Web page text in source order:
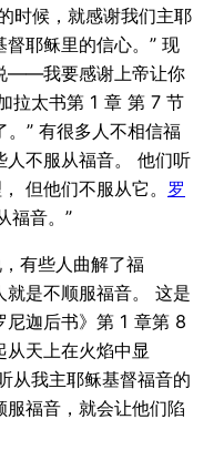
时候，就感谢我们主耶
耶稣里的信心。” 现
——我要感谢上帝让你
拉太书第 1 章 第 7 节
。” 有很多人不相信福
不服从福音。 他们听
但他们不服从它。 罗
福音。”
有些人曲解了福
是不顺服福音。 这是
尼迦后书》第 1 章第 8
天上在火焰中显
从我主耶稣基督福音的
服福音，就会让他们陷